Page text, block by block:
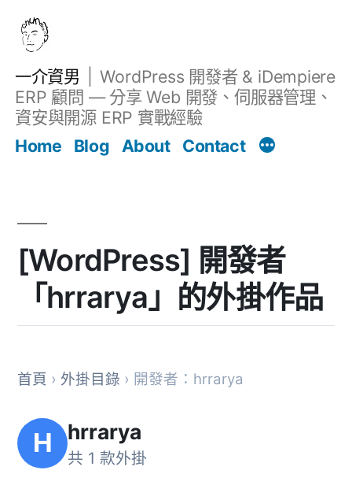
一介資男
WordPress 開發者 & iDempiere
ERP 顧問 — 分享 Web 開發、伺服器管理、
資安與開源 ERP 實戰經驗
Home
Blog About Contact
[WordPress] 開發者
「hrrarya」的外掛作品
首頁 › 外掛目錄 › 開發者：hrrarya
H hrrarya
共 1 款外掛
文章